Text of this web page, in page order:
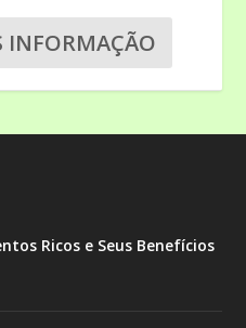
INFORMAÇÃO
Ricos e Seus Benefícios